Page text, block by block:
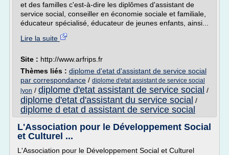
et des familles c'est-à-dire les diplômes d'assistant de
service social, conseiller en économie sociale et familiale,
éducateur spécialisé, éducateur de jeunes enfants, ainsi...
Lire la suite
Site : http://www.arfrips.fr
Thèmes liés : diplome d'etat d'assistant de service social
par correspondance / diplome d'etat assistant de service social
lyon / diplome d'etat assistant de service social /
diplome d'etat d'assistant du service social /
diplome d etat d assistant de service social
L'Association pour le Développement Social
et Culturel ...
L'Association pour le Développement Social et Culturel